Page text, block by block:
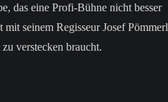
das eine Profi-Bühne nicht besser
seinem Regisseur Josef Pömmerl
verstecken braucht.